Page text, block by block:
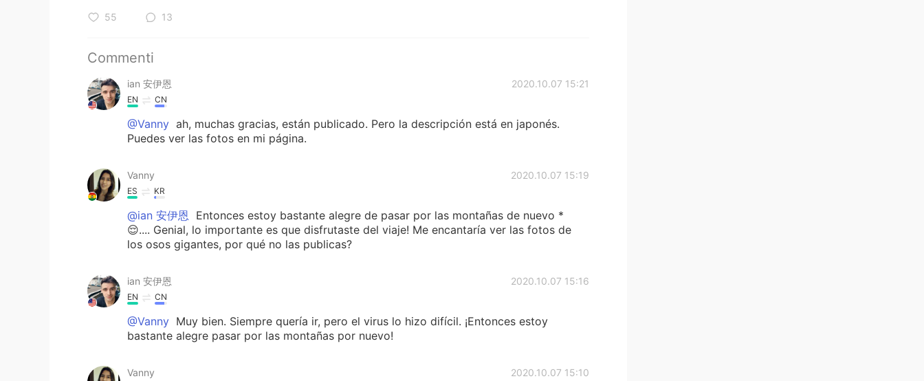
55 13
Commenti
ian 安伊恩 2020.10.07 15:21
EN CN
@Vanny ah, muchas gracias, están publicado. Pero la descripción está en japonés.
Puedes ver las fotos en mi página.
Vanny 2020.10.07 15:19
ES KR
@ian 安伊恩
Entonces estoy bastante alegre de pasar por las montañas de nuevo *
😌.... Genial, lo importante es que disfrutaste del viaje! Me encantaría ver las fotos de
los osos gigantes, por qué no las publicas?
ian 安伊恩 2020.10.07 15:16
EN CN
@Vanny Muy bien. Siempre quería ir, pero el virus lo hizo difícil. ¡Entonces estoy
bastante alegre pasar por las montañas por nuevo!
Vanny 2020.10.07 15:10